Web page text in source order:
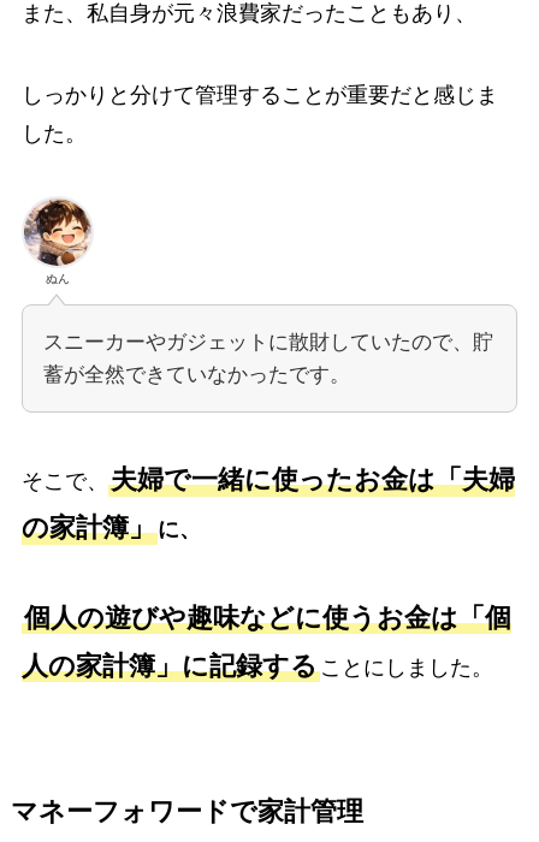
また、私自身が元々浪費家だったこともあり、
しっかりと分けて管理することが重要だと感じま
した。
ぬん
スニーカーやガジェットに散財していたので、貯
蓄が全然できていなかったです。
そこで、 夫婦で一緒に使ったお金は「夫婦
の家計簿」に、
個人の遊びや趣味などに使うお金は「個
人の家計簿」に記録することにしました。
マネーフォワードで家計管理